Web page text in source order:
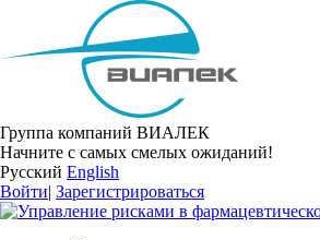
Группа компаний ВИАЛЕК
Начните с самых смелых ожиданий!
Русский English
Войти| Зарегистрироваться